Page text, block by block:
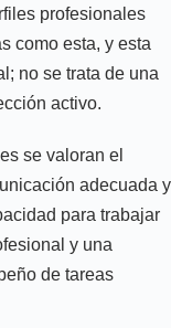
profesionales
como esta, y esta
no se trata de una
activo.
se valoran el
adecuada y
para trabajar
y una
de tareas